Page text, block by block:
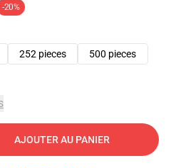
-20%
252 pieces
500 pieces
AJOUTER AU PANIER